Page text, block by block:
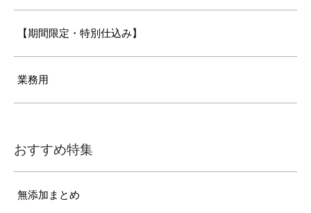
【期間限定・特別仕込み】
業務用
おすすめ特集
無添加まとめ